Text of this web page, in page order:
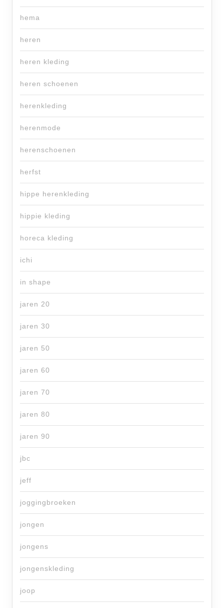
hema
heren
heren kleding
heren schoenen
herenkleding
herenmode
herenschoenen
herfst
hippe herenkleding
hippie kleding
horeca kleding
ichi
in shape
jaren 20
jaren 30
jaren 50
jaren 60
jaren 70
jaren 80
jaren 90
jbc
jeff
joggingbroeken
jongen
jongens
jongenskleding
joop